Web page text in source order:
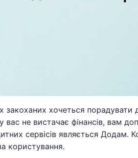
закоханих хочеться
вас не вистачає фінансів, вам
сервісів являється Додам.
користування.